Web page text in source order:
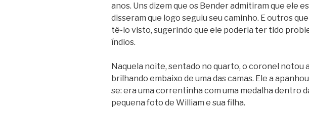
anos. Uns dizem que os Bender admitiram que ele
disseram que logo seguiu seu caminho. E outros
tê-lo visto, sugerindo que ele poderia ter tido
índios.
Naquela noite, sentado no quarto, o coronel notou
brilhando embaixo de uma das camas. Ele a
se: era uma correntinha com uma medalha dentro
pequena foto de William e sua filha.